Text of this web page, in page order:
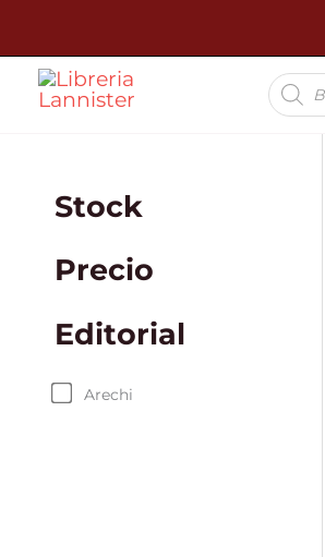
al
contenido
de
Stock
Precio
Editorial
Arechi